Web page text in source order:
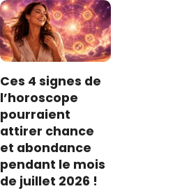
Ces 4 signes de
l’horoscope
pourraient
attirer chance
et abondance
pendant le mois
de juillet 2026 !